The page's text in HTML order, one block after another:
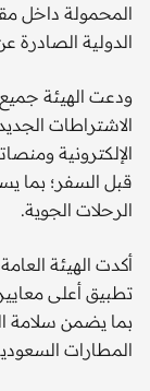
المحمولة داخل
الدولية الصادرة
ودعت الهيئة
الاشتراطات
الإلكترونية
قبل السفر؛ بما
الرحلات الجوية.
أكدت الهيئة
تطبيق أعلى
بما يضمن سلامة
المطارات